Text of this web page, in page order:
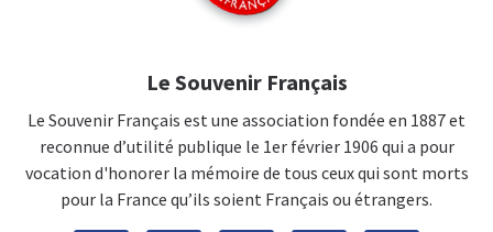
Le Souvenir Français
Le Souvenir Français est une association fondée en 1887 et
reconnue d’utilité publique le 1er février 1906 qui a pour
vocation d'honorer la mémoire de tous ceux qui sont morts
pour la France qu’ils soient Français ou étrangers.